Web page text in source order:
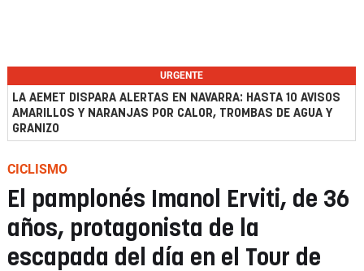
URGENTE
LA AEMET DISPARA ALERTAS EN NAVARRA: HASTA 10 AVISOS
AMARILLOS Y NARANJAS POR CALOR, TROMBAS DE AGUA Y
GRANIZO
CICLISMO
El pamplonés Imanol Erviti, de 36
años, protagonista de la
escapada del día en el Tour de